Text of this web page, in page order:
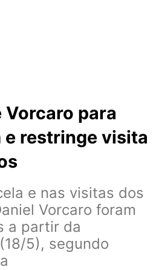
Vorcaro para
e restringe visita
e nas visitas dos
Vorcaro foram
a partir da
5), segundo